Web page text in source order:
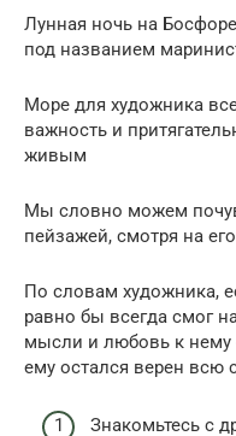
Лунная ночь на
под названием
Море для художника
важность и
живым
Мы словно можем
пейзажей, смотря на
По словам художника,
равно бы всегда смог
мысли и любовь к нему
ему остался верен всю
Знакомьтесь с